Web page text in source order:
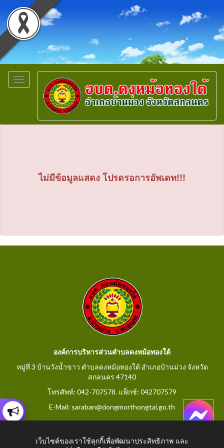
Toggle
navigation
ไม่มีข้อมูลแสดง โปรดรอการอัพเดท!!!
องค์การบริหารส่วนตำบลดงหม้อทองใต้
หมู่ที่ 3 บ้านวังน้ำขาว ตำบลดงหม้อทองใต้ อำเภอบ้านม่วง จังหวัด
สกลนคร 47140
โทรศัพท์: 042-707578. แฟ็กช์: 042707579
E-Mail: saraban@dongmorthongtai.go.th
เว็บไซต์ของเราใช้คุกกี้เพื่อพัฒนาประสิทธิภาพ และ